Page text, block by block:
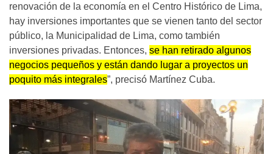
renovación de la economía en el Centro Histórico de Lima,
hay inversiones importantes que se vienen tanto del sector
público, la Municipalidad de Lima, como también
inversiones privadas. Entonces, se han retirado algunos
negocios pequeños y están dando lugar a proyectos un
poquito más integrales”, precisó Martínez Cuba.